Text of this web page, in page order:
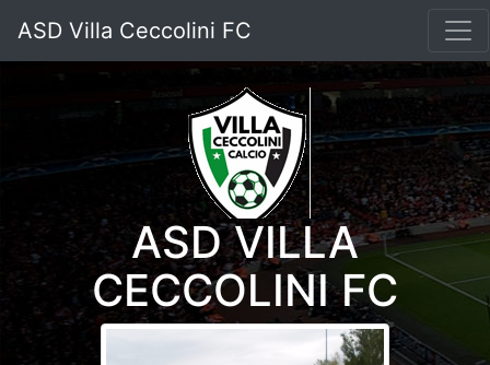
ASD Villa Ceccolini FC
ASD VILLA
CECCOLINI FC